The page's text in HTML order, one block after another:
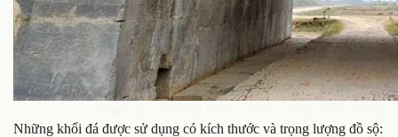
Những khối đá được sử dụng có kích thước và trọng lượng đồ sộ: